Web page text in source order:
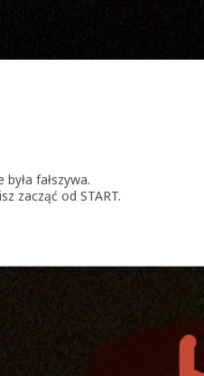
fałszywa.
zacząć od START.